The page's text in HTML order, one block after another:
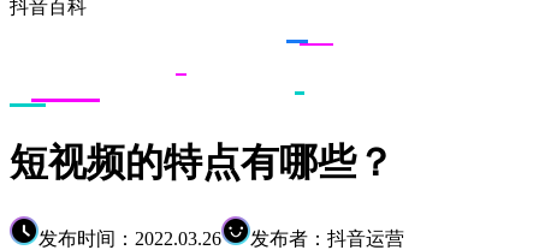
抖音百科
短视频的特点有哪些？
发布时间：2022.03.26 发布者：抖音运营